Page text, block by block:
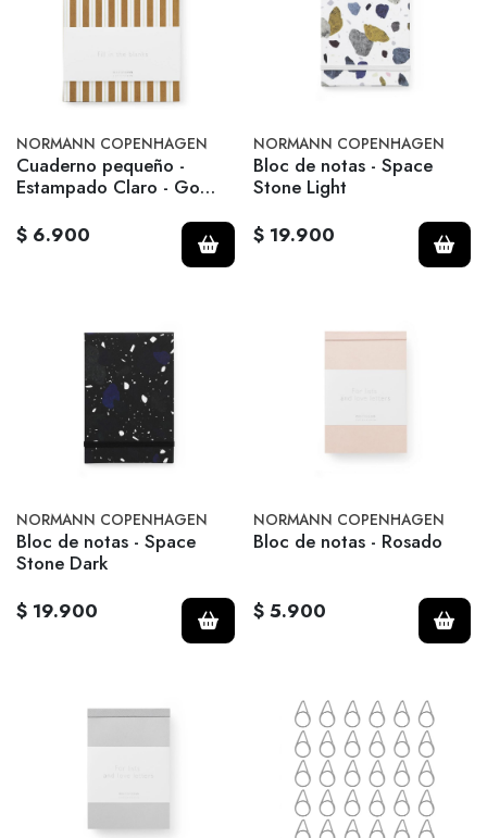
NORMANN COPENHAGEN
Cuaderno pequeño -
Estampado Claro - Go
$ 6.900
NORMANN COPENHAGEN
Bloc de notas - Space
Stone Light
$ 19.900
NORMANN COPENHAGEN
Bloc de notas - Space
Stone Dark
$ 19.900
NORMANN COPENHAGEN
Bloc de notas - Rosado
$ 5.900